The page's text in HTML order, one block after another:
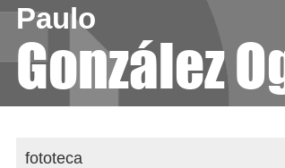
Paulo
González
fototeca